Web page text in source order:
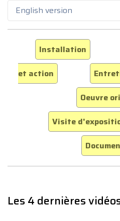
English version
Installation
et action
Oeuvre
Visite
Les 4 dernières